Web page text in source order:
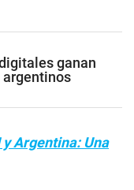
ganan
Argentina: Una